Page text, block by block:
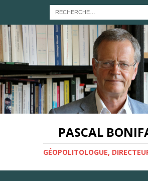
PASCAL
GÉOPOLITOLOGUE,